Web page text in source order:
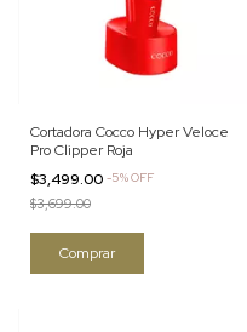
Cortadora Cocco Hyper Veloce
Pro Clipper Roja
$3,499.00 -5%OFF
$3,699.00